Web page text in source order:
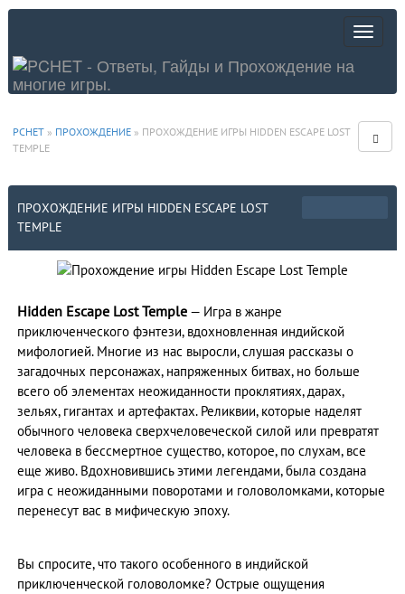
PCHET » ПРОХОЖДЕНИЕ » ПРОХОЖДЕНИЕ ИГРЫ HIDDEN ESCAPE LOST
TEMPLE
ПРОХОЖДЕНИЕ ИГРЫ HIDDEN ESCAPE LOST
TEMPLE
Hidden Escape Lost Temple — Игра в жанре
приключенческого фэнтези, вдохновленная индийской
мифологией. Многие из нас выросли, слушая рассказы о
загадочных персонажах, напряженных битвах, но больше
всего об элементах неожиданности проклятиях, дарах,
зельях, гигантах и артефактах. Реликвии, которые наделят
обычного человека сверхчеловеческой силой или превратят
человека в бессмертное существо, которое, по слухам, все
еще живо. Вдохновившись этими легендами, была создана
игра с неожиданными поворотами и головоломками, которые
перенесут вас в мифическую эпоху.
Вы спросите, что такого особенного в индийской
приключенческой головоломке? Острые ощущения